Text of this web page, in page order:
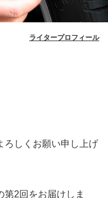
ライタープロフィール
ろしくお願い申し上げ
第2回をお届けしま